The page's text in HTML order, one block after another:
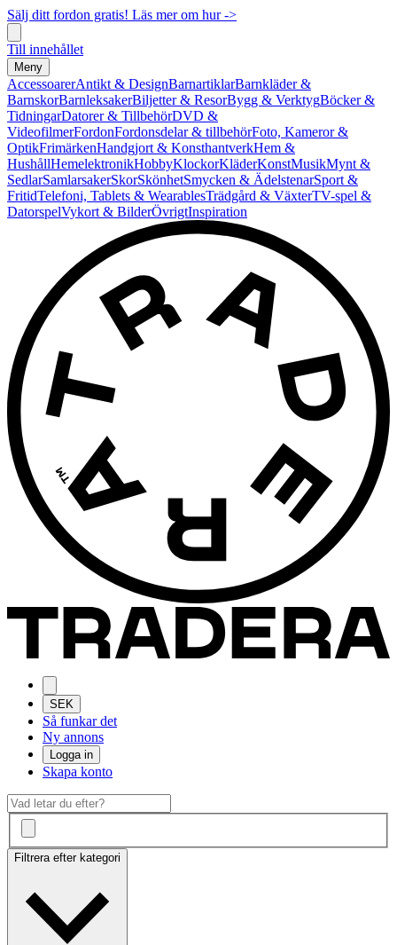
Sälj ditt fordon gratis! Läs mer om hur ->
Till innehållet
Meny
AccessoarerAntikt & DesignBarnartiklarBarnkläder &
BarnskorBarnleksakerBiljetter & ResorBygg & VerktygBöcker &
TidningarDatorer & TillbehörDVD &
VideofilmerFordonFordonsdelar & tillbehörFoto, Kameror &
OptikFrimärkenHandgjort & KonsthantverkHem &
HushållHemelektronikHobbyKlockorKläderKonstMusikMynt &
SedlarSamlarsakerSkorSkönhetSmycken & ÄdelstenarSport &
FritidTelefoni, Tablets & WearablesTrädgård & VäxterTV-spel &
DatorspelVykort & BilderÖvrigtInspiration
SEK
Så funkar det
Ny annons
Logga in
Skapa konto
Filtrera efter kategori